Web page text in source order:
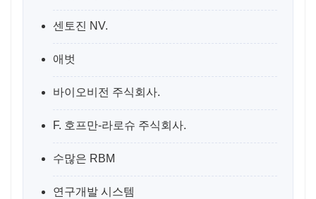
센토진 NV.
애벗
바이오비전 주식회사.
F. 호프만-라로슈 주식회사.
수많은 RBM
연구개발 시스템